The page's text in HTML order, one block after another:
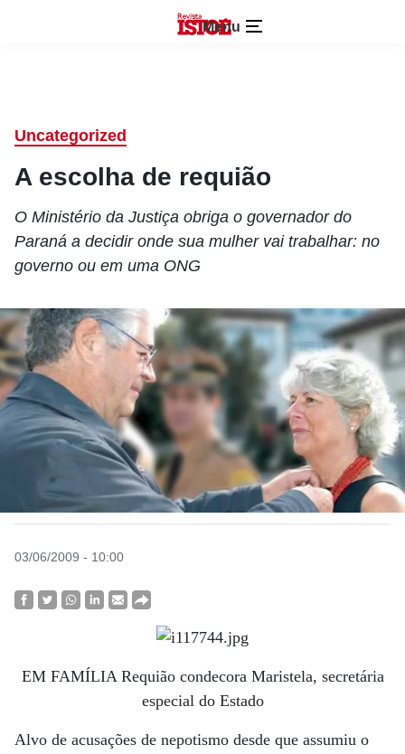
Menu
Uncategorized
A escolha de requião
O Ministério da Justiça obriga o governador do
Paraná a decidir onde sua mulher vai trabalhar: no
governo ou em uma ONG
03/06/2009 - 10:00
EM FAMÍLIA Requião condecora Maristela, secretária
especial do Estado
Alvo de acusações de nepotismo desde que assumiu o